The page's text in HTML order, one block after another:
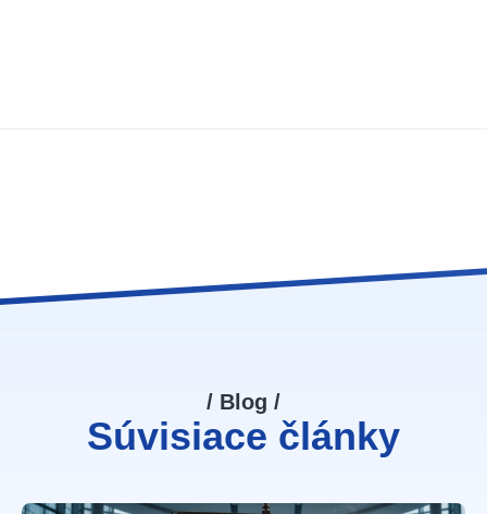
/ Blog /
Súvisiace články